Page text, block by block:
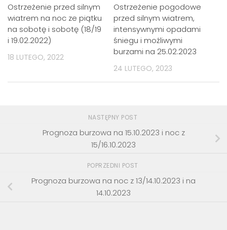
Ostrzeżenie przed silnym
wiatrem na noc ze piątku
na sobotę i sobotę (18/19
i 19.02.2022)
18 LUTEGO, 2022
Ostrzeżenie pogodowe
przed silnym wiatrem,
intensywnymi opadami
śniegu i możliwymi
burzami na 25.02.2023
24 LUTEGO, 2023
NASTĘPNY POST
Prognoza burzowa na 15.10.2023 i noc z
15/16.10.2023
POPRZEDNI POST
Prognoza burzowa na noc z 13/14.10.2023 i na
14.10.2023